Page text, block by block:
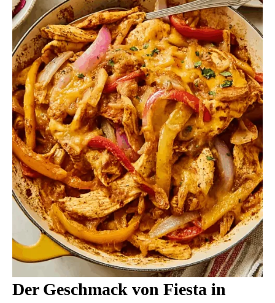
Der Geschmack von Fiesta in